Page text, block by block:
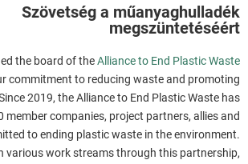
Szövetség a műanyaghulladék
megszüntetéséért
the board of theAlliance to End Plastic Waste
commitment to reducing waste and promoting
2019, the Alliance to End Plastic Waste has
member companies, project partners, allies and
to ending plastic waste in the environment.
various work streams through this partnership,